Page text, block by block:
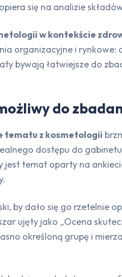
się na analizie
w kontekście
organizacyjne i
bywają łatwiejsze do
do
tematu z kosmetologii
dostępu do
jest temat oparty na
by dało się go rzetelnie
ujęty jako „Ocena
określoną grupę i